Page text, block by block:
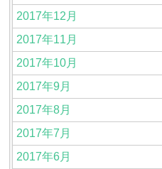
2017年12月
2017年11月
2017年10月
2017年9月
2017年8月
2017年7月
2017年6月